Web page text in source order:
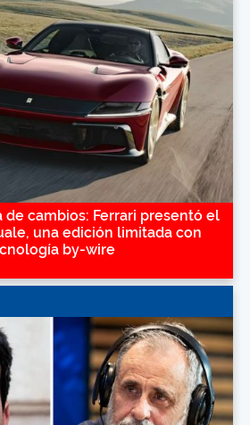
de cambios: Ferrari presentó el
una edición limitada con
by-wire